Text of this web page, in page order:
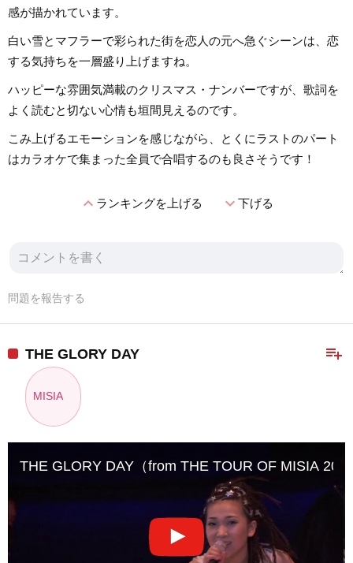
感が描かれています。
白い雪とマフラーで彩られた街を恋人の元へ急ぐシーンは、恋
する気持ちを一層盛り上げますね。
ハッピーな雰囲気満載のクリスマス・ナンバーですが、歌詞を
よく読むと切ない心情も垣間見えるのです。
こみ上げるエモーションを感じながら、とくにラストのパート
はカラオケで集まった全員で合唱するのも良さそうです！
expand_lessランキングを上げる expand_more下げる
問題を報告する
playlist_add
THE GLORY DAY
MISIA
THE GLORY DAY（from THE TOUR OF MISIA